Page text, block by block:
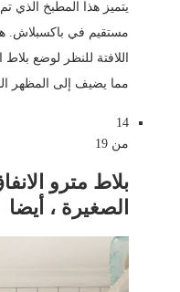
مستقيم في باكسبلاش.
اللافتة للنظر لوضع
مما يضيف إلى المظهر
14
من 19
بلاط مترو
الصغيرة ، أيضا